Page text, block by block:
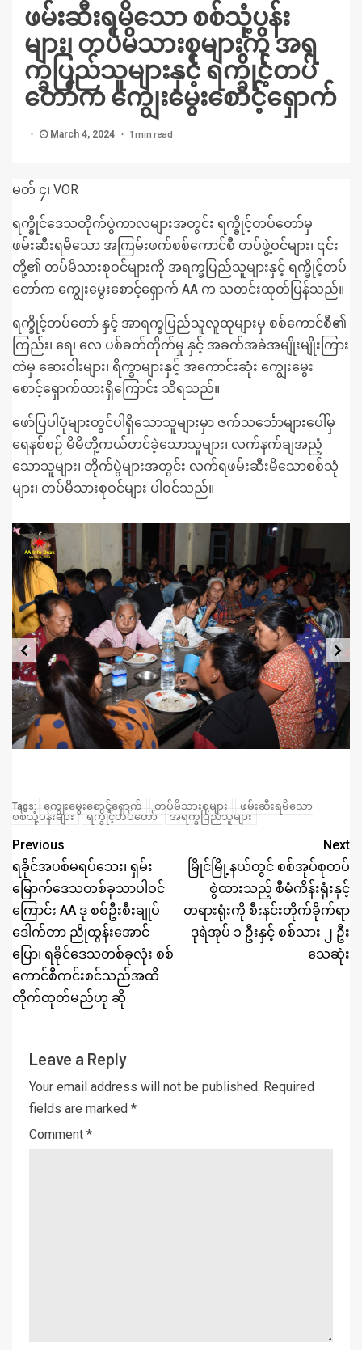
ဖမ်းဆီးရမိသော စစ်သုံ့ပန်း
များ၊ တပ်မိသားစုများကို အရ
က္ခပြည်သူများနှင့် ရက္ခိုင့်တပ်
တော်က ကျွေးမွေးစောင့်ရှောက်
March 4, 2024 1 min read
မတ် ၄၊ VOR
ရက္ခိုင်ဒေသတိုက်ပွဲကာလများအတွင်း ရက္ခိုင့်တပ်တော်မှ
ဖမ်းဆီးရမိသော အကြမ်းဖက်စစ်ကောင်စီ တပ်ဖွဲ့ဝင်များ၊ ၎င်း
တို့၏ တပ်မိသားစုဝင်များကို အရက္ခပြည်သူများနှင့် ရက္ခိုင့်တပ်
တော်က ကျွေးမွေးစောင့်ရှောက် AA က သတင်းထုတ်ပြန်သည်။
ရက္ခိုင့်တပ်တော် နှင့် အာရက္ခပြည်သူလူထုများမှ စစ်ကောင်စီ၏
ကြည်း၊ ရေ၊ လေ ပစ်ခတ်တိုက်မှု နှင့် အခက်အခဲအမျိုးမျိုးကြား
ထဲမှ ဆေးဝါးများ၊ ရိက္ခာများနှင့် အကောင်းဆုံး ကျွေးမွေး
စောင့်ရှောက်ထားရှိကြောင်း သိရသည်။
ဖော်ပြပါပုံများတွင်ပါရှိသောသူများမှာ ဇက်သင်္ဘောများပေါ်မှ
ရေနစ်စဉ် မိမိတို့ကယ်တင်ခဲ့သောသူများ၊ လက်နက်ချအညံ့
သောသူများ၊ တိုက်ပွဲများအတွင်း လက်ရဖမ်းဆီးမိသောစစ်သုံ
များ၊ တပ်မိသားစုဝင်များ ပါဝင်သည်။
Tags: ကျွေးမွေးစောင့်ရှောက် တပ်မိသားစုများ
ဖမ်းဆီးရမိသော
စစ်သုံ့ပန်းများ
ရက္ခိုင့်တပ်တော် အရက္ခပြည်သူများ
Previous
ရခိုင်အပစ်မရပ်သေး၊ ရှမ်း
မြောက်ဒေသတစ်ခုသာပါဝင်
ကြောင်း AA ဒု စစ်ဦးစီးချုပ်
ဒေါက်တာ ညိုထွန်းအောင်
ပြော၊ ရခိုင်ဒေသတစ်ခုလုံး စစ်
ကောင်စီကင်းစင်သည်အထိ
တိုက်ထုတ်မည်ဟု ဆို
Next
မြိုင်မြို့နယ်တွင် စစ်အုပ်စုတပ်
စွဲထားသည့် စီမံကိန်းရုံးနှင့်
တရားရုံးကို စီးနင်းတိုက်ခိုက်ရာ
ဒုရဲအုပ် ၁ ဦးနှင့် စစ်သား ၂ ဦး
သေဆုံး
Leave a Reply
Your email address will not be published. Required
fields are marked *
Comment *